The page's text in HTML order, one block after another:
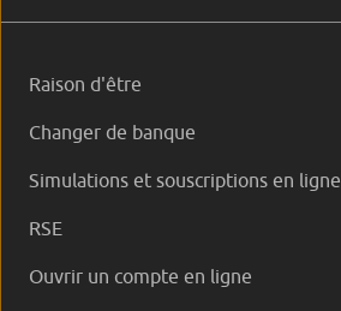
Raison d'être
Changer de banque
Simulations et souscriptions en ligne
RSE
Ouvrir un compte en ligne